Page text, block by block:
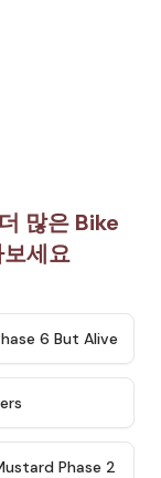
많은 Bike
세요
★ 4.9
6 But Alive
★ 4.4
Phase 2